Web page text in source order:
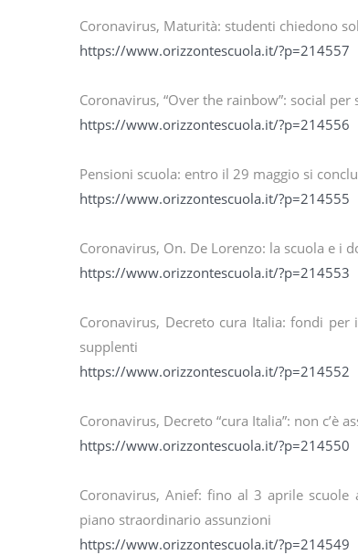
Coronavirus, Maturità: studenti chiedono
https://www.orizzontescuola.it/?p=214557
Coronavirus, “Over the rainbow”: social
https://www.orizzontescuola.it/?p=214556
Pensioni scuola: entro il 29 maggio si
https://www.orizzontescuola.it/?p=214555
Coronavirus, On. De Lorenzo: la scuola e i
https://www.orizzontescuola.it/?p=214553
Coronavirus, Decreto cura Italia: fondi
supplenti
https://www.orizzontescuola.it/?p=214552
Coronavirus, Decreto “cura Italia”: non c’è
https://www.orizzontescuola.it/?p=214550
Coronavirus, Anief: fino al 3 aprile
piano straordinario assunzioni
https://www.orizzontescuola.it/?p=214549